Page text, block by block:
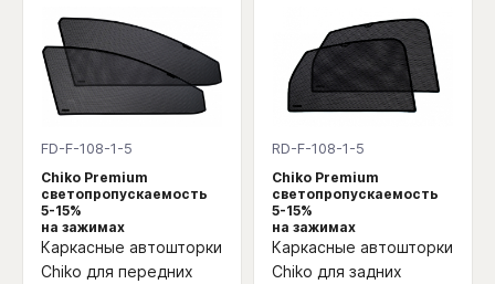
FD-F-108-1-5
Chiko Premium
светопропускаемость
5-15%
на зажимах
Каркасные автошторки
Chiko для передних
RD-F-108-1-5
Chiko Premium
светопропускаемость
5-15%
на зажимах
Каркасные автошторки
Chiko для задних